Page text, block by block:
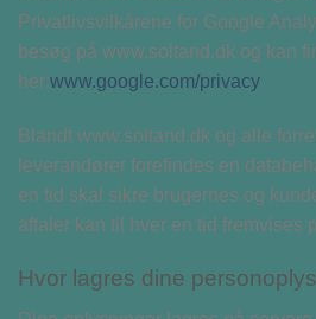
Privatlivsvilkårene for Google
besøg på www.soltand.dk og kan
her:www.google.com/privacy
Blandt www.soltand.dk og alle
leverandører forefindes en
en tid skal sikre brugernes og
aftaler kan til hver en tid fremvises
Hvor lagres dine